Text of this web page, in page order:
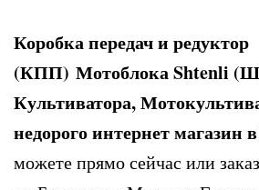
Коробка передач и редуктор
(КПП) Мотоблока Shtenli
Культиватора,
недорого интернет магазин
можете прямо сейчас или